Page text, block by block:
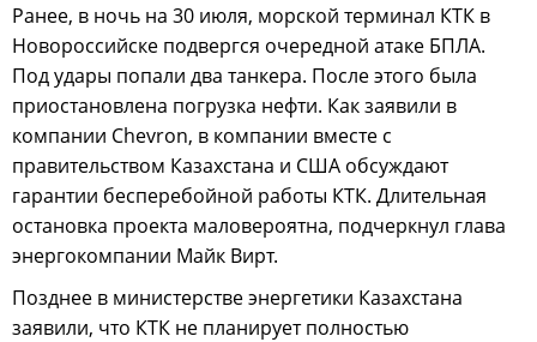
Ранее, в ночь на 30 июля, морской терминал КТК в
Новороссийске подвергся очередной атаке БПЛА.
Под удары попали два танкера. После этого была
приостановлена погрузка нефти. Как заявили в
компании Chevron, в компании вместе с
правительством Казахстана и США обсуждают
гарантии бесперебойной работы КТК. Длительная
остановка проекта маловероятна, подчеркнул глава
энергокомпании Майк Вирт.
Позднее в министерстве энергетики Казахстана
заявили, что КТК не планирует полностью